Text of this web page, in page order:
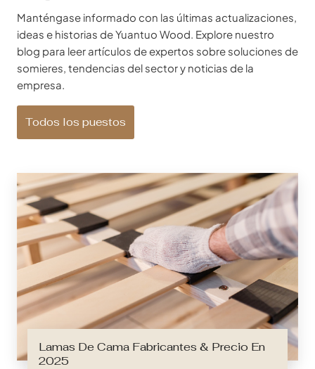
Manténgase informado con las últimas actualizaciones,
ideas e historias de Yuantuo Wood. Explore nuestro
blog para leer artículos de expertos sobre soluciones de
somieres, tendencias del sector y noticias de la
empresa.
Todos los puestos
Lamas De Cama Fabricantes & Precio En
2025